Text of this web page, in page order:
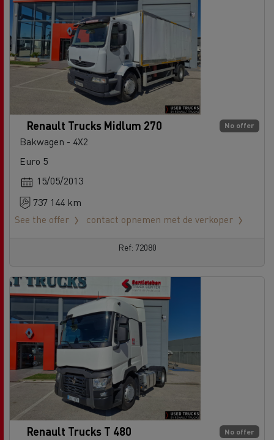
No offer
Renault Trucks Midlum 270
Bakwagen - 4X2
Euro 5
15/05/2013
737 144 km
See the offer
contact opnemen met de verkoper
Ref: 72080
No offer
Renault Trucks T 480